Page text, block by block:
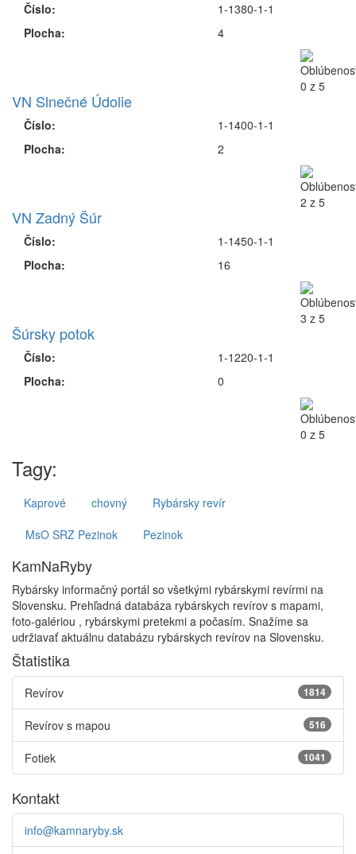
Číslo:
Plocha:
1-1380-1-1
4
VN Slnečné Údolie
Číslo:
Plocha:
1-1400-1-1
2
VN Zadný Šúr
Číslo:
Plocha:
1-1450-1-1
16
Šúrsky potok
Číslo:
Plocha:
1-1220-1-1
0
Tagy:
Kaprové chovný
Rybársky revír
MsO SRZ Pezinok
Pezinok
KamNaRyby
Rybársky informačný portál so všetkými rybárskymi revírmi na
Slovensku. Prehľadná databáza rybárskych revírov s mapami,
foto-galériou , rybárskymi pretekmi a počasím. Snažíme sa
udržiavať aktuálnu databázu rybárskych revírov na Slovensku.
Štatistika
1814
Revírov
516
Revírov s mapou
1041
Fotiek
Kontakt
info@kamnaryby.sk